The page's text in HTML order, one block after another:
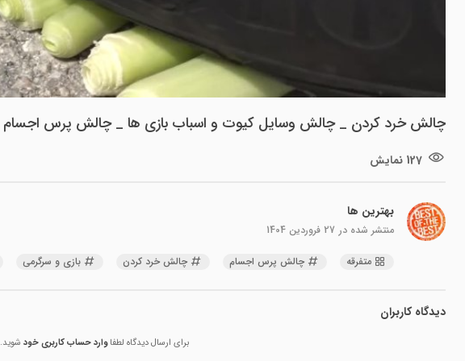
ویدیو
چالش خرد کردن _ چالش وسایل کیوت و اسباب بازی ها _ چالش پرس اجسام
127 نمایش
بهترین ها
منتشر شده در 27 فروردین 1404
متفرقه چالش پرس اجسام چالش خرد کردن بازی و سرگرمی
دیدگاه کاربران
برای ارسال دیدگاه لطفاوارد حساب کاربری خود شوید.